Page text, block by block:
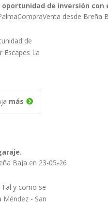
oportunidad de inversión
desde Breña
de
Escapes La
más
Baja en 23-05-26
y como se
Méndez - San